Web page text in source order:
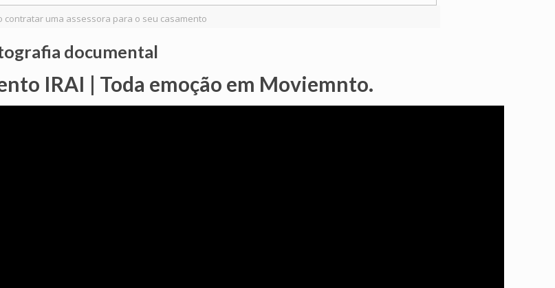
contratar uma assessora para o seu casamento
documental
IRAI | Toda emoção em Moviemnto.